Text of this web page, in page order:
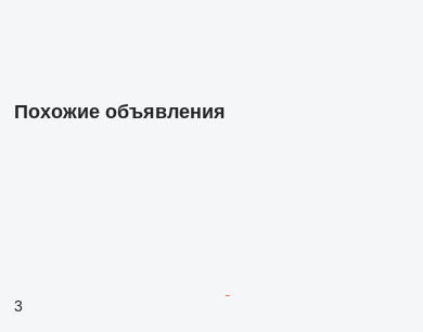
Похожие объявления
3